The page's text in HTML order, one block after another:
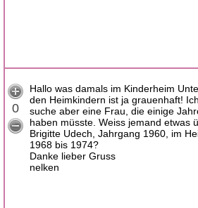
0
Hallo was damals im Kinderheim
den Heimkindern ist ja grauenhaft!
suche aber eine Frau, die einige
haben müsste. Weiss jemand etwas
Brigitte Udech, Jahrgang 1960, im
1968 bis 1974?
Danke lieber Gruss
nelken